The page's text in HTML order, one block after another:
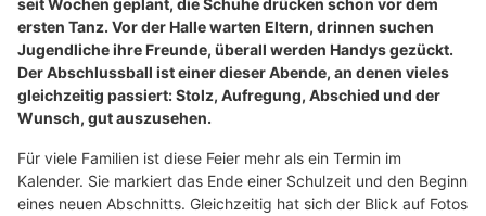
seit Wochen geplant, die Schuhe drücken schon vor dem
ersten Tanz. Vor der Halle warten Eltern, drinnen suchen
Jugendliche ihre Freunde, überall werden Handys gezückt.
Der Abschlussball ist einer dieser Abende, an denen vieles
gleichzeitig passiert: Stolz, Aufregung, Abschied und der
Wunsch, gut auszusehen.
Für viele Familien ist diese Feier mehr als ein Termin im
Kalender. Sie markiert das Ende einer Schulzeit und den Beginn
eines neuen Abschnitts. Gleichzeitig hat sich der Blick auf Fotos